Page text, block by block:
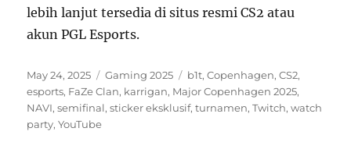
lebih lanjut tersedia di situs resmi CS2 atau
akun PGL Esports.
Posted
on
May 24, 2025 Categories
Gaming 2025 Tags
b1t,Copenhagen,CS2,
esports, FaZe Clan, karrigan, Major Copenhagen 2025,
NAVI,semifinal,sticker eksklusif,turnamen,Twitch,watch
party,YouTube